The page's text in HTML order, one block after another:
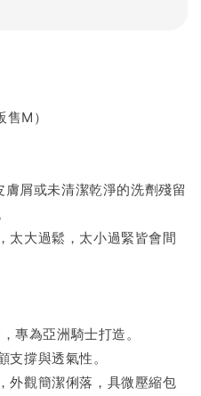
M）
屑或未清潔乾淨的洗劑殘留
太大過鬆，太小過緊皆會間
專為亞洲騎士打造。
撐與透氣性。
外觀簡潔俐落，具微壓縮包